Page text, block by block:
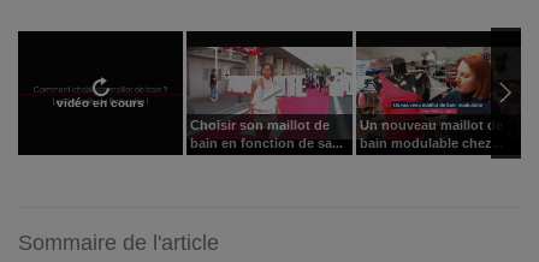
vidéo en cours
Choisir son maillot de
bain en fonction de sa...
Un nouveau maillot de
bain modulable chez...
Sommaire de l'article